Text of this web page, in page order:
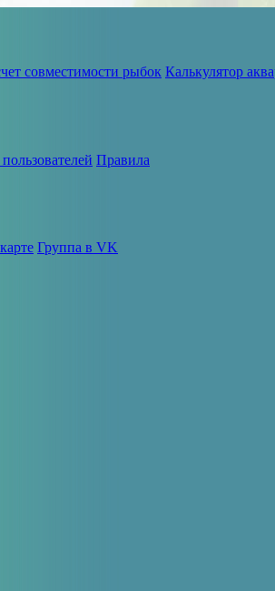
совместимости рыбок Калькулятор
Правила
Группа в VK